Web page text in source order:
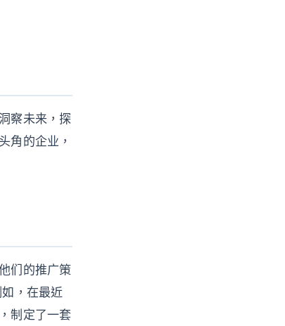
察未来，探
角的企业，
们的推广策
，在最近
制定了一套